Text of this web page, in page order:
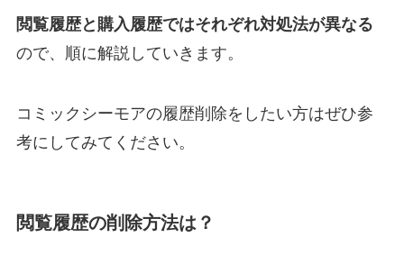
閲覧履歴と購入履歴ではそれぞれ対処法が異なる
ので、順に解説していきます。
コミックシーモアの履歴削除をしたい方はぜひ参
考にしてみてください。
閲覧履歴の削除方法は？